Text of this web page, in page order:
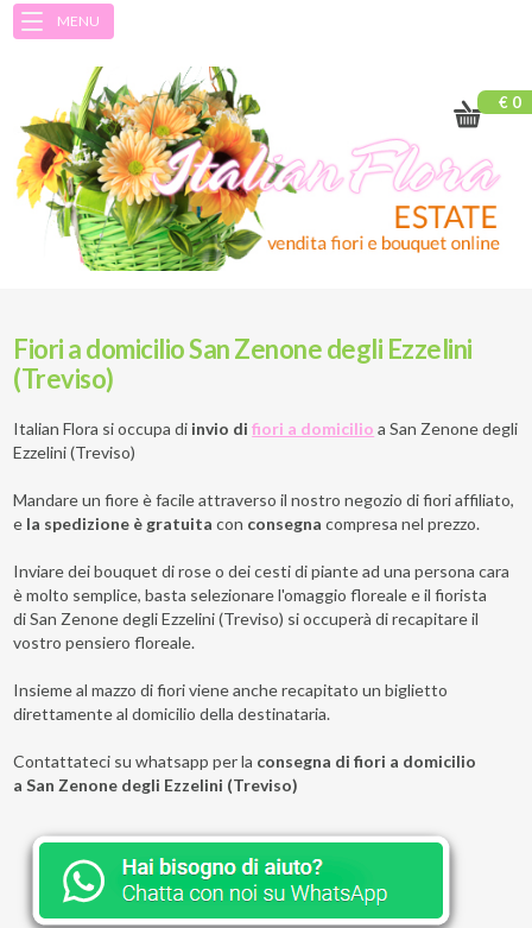
MENU
€ 0
Fiori a domicilio San Zenone degli Ezzelini
(Treviso)
Italian Flora si occupa di invio difiori a domicilio a San Zenone degli
Ezzelini (Treviso)
Mandare un fiore è facile attraverso il nostro negozio di fiori affiliato,
e la spedizione è gratuita con consegna compresa nel prezzo.
Inviare dei bouquet di rose o dei cesti di piante ad una persona cara
è molto semplice, basta selezionare l'omaggio floreale e il fiorista
di San Zenone degli Ezzelini (Treviso) si occuperà di recapitare il
vostro pensiero floreale.
Insieme al mazzo di fiori viene anche recapitato un biglietto
direttamente al domicilio della destinataria.
Contattateci su whatsapp per la consegna di fiori a domicilio
a San Zenone degli Ezzelini (Treviso)